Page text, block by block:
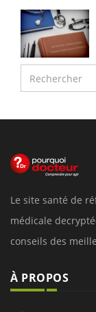
Le site santé de
médicale
conseils des
À PROPOS